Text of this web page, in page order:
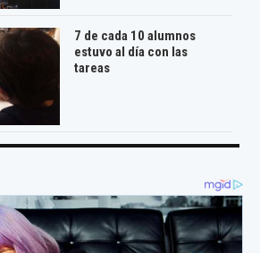
7 de cada 10 alumnos
estuvo al día con las
tareas